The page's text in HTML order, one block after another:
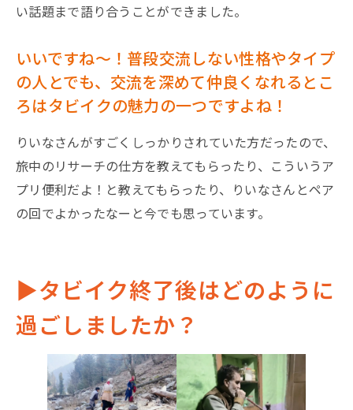
い話題まで語り合うことができました。
いいですね〜！普段交流しない性格やタイプ
の人とでも、交流を深めて仲良くなれるとこ
ろはタビイクの魅力の一つですよね！
りいなさんがすごくしっかりされていた方だったので、
旅中のリサーチの仕方を教えてもらったり、こういうア
プリ便利だよ！と教えてもらったり、りいなさんとペア
の回でよかったなーと今でも思っています。
▶︎タビイク終了後はどのように
過ごしましたか？